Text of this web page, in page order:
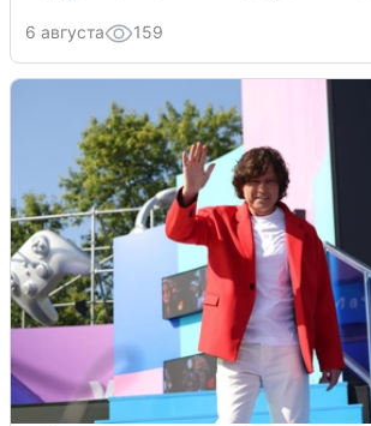
6 августа 159